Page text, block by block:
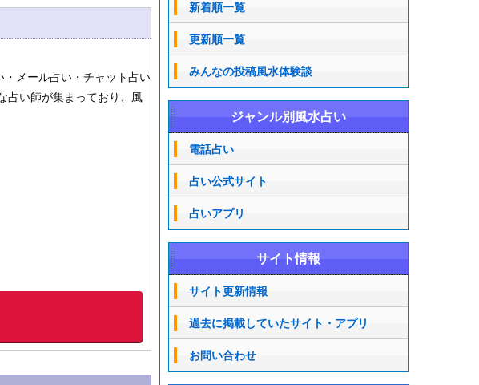
メール占い・チャット占い
占い師が集まっており、風
新着順一覧
更新順一覧
みんなの投稿風水体験談
ジャンル別風水占い
電話占い
占い公式サイト
占いアプリ
サイト情報
サイト更新情報
過去に掲載していたサイト・アプリ
お問い合わせ